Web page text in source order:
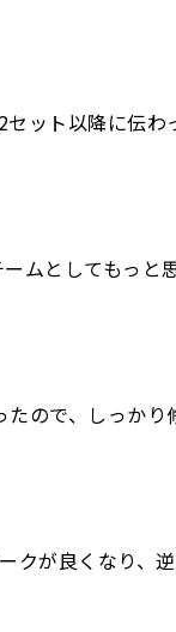
ット以降に伝わ
ムとしてもっと
ので、しっかり
クが良くなり、